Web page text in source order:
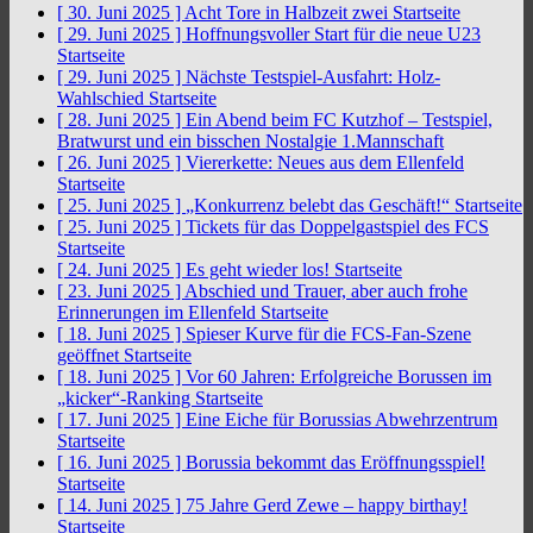
[ 30. Juni 2025 ] Acht Tore in Halbzeit zwei Startseite
[ 29. Juni 2025 ] Hoffnungsvoller Start für die neue U23
Startseite
[ 29. Juni 2025 ] Nächste Testspiel-Ausfahrt: Holz-
Wahlschied Startseite
[ 28. Juni 2025 ] Ein Abend beim FC Kutzhof – Testspiel,
Bratwurst und ein bisschen Nostalgie 1.Mannschaft
[ 26. Juni 2025 ] Viererkette: Neues aus dem Ellenfeld
Startseite
[ 25. Juni 2025 ] „Konkurrenz belebt das Geschäft!“ Startseite
[ 25. Juni 2025 ] Tickets für das Doppelgastspiel des FCS
Startseite
[ 24. Juni 2025 ] Es geht wieder los! Startseite
[ 23. Juni 2025 ] Abschied und Trauer, aber auch frohe
Erinnerungen im Ellenfeld Startseite
[ 18. Juni 2025 ] Spieser Kurve für die FCS-Fan-Szene
geöffnet Startseite
[ 18. Juni 2025 ] Vor 60 Jahren: Erfolgreiche Borussen im
„kicker“-Ranking Startseite
[ 17. Juni 2025 ] Eine Eiche für Borussias Abwehrzentrum
Startseite
[ 16. Juni 2025 ] Borussia bekommt das Eröffnungsspiel!
Startseite
[ 14. Juni 2025 ] 75 Jahre Gerd Zewe – happy birthay!
Startseite